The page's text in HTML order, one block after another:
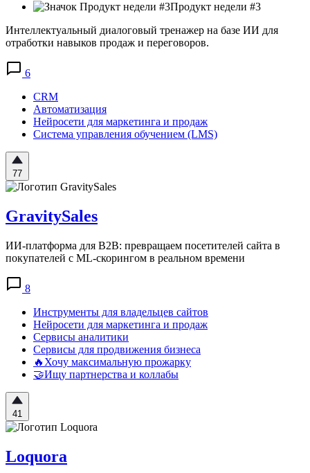
Продукт недели #3
Интеллектуальный диалоговый тренажер на базе ИИ для
отработки навыков продаж и переговоров.
6
CRM
Автоматизация
Нейросети для маркетинга и продаж
Система управления обучением (LMS)
77
GravitySales
ИИ-платформа для B2B: превращаем посетителей сайта в
покупателей с ML-скорингом в реальном времени
8
Инструменты для владельцев сайтов
Нейросети для маркетинга и продаж
Сервисы аналитики
Сервисы для продвижения бизнеса
🔥Хочу максимальную прожарку
🤝Ищу партнерства и коллабы
41
Loquora